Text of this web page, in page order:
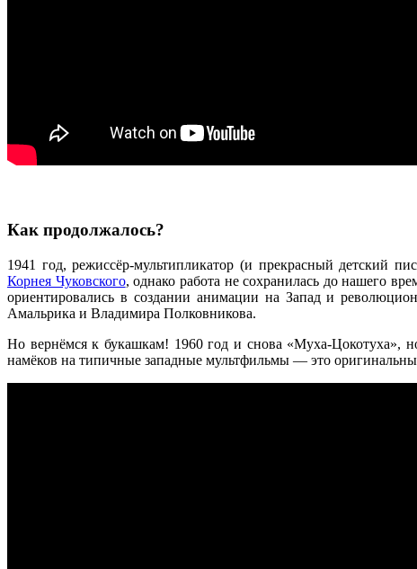
Как продолжалось?
1941 год, режиссёр-мультипликатор (и прекрасный детский
Корнея Чуковского, однако работа не сохранилась до нашего
ориентировались в создании анимации на Запад и
Амальрика и Владимира Полковникова.
Но вернёмся к букашкам! 1960 год и снова «Муха-Цокотуха»,
намёков на типичные западные мультфильмы — это